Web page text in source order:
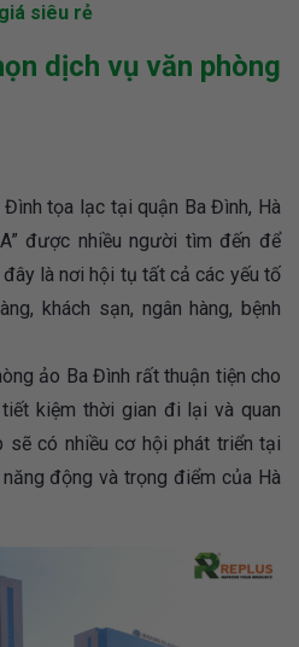
siêu rẻ
dịch vụ văn phòng
tọa lạc tại quận Ba Đình, Hà
được nhiều người tìm đến để
là nơi hội tụ tất cả các yếu tố
khách sạn, ngân hàng, bệnh
ảo Ba Đình rất thuận tiện cho
kiệm thời gian đi lại và quan
sẽ có nhiều cơ hội phát triển tại
động và trọng điểm của Hà